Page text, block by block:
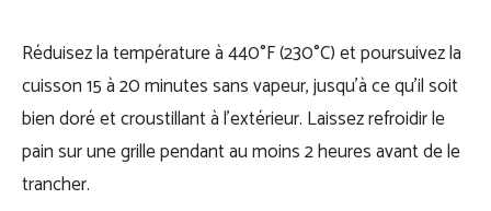
Réduisez la température à 440°F (230°C) et poursuivez la
cuisson 15 à 20 minutes sans vapeur, jusqu’à ce qu’il soit
bien doré et croustillant à l’extérieur. Laissez refroidir le
pain sur une grille pendant au moins 2 heures avant de le
trancher.